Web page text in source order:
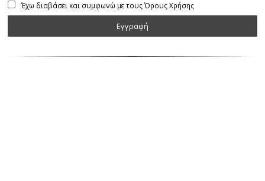
Έχω διαβάσει και συμφωνώ με τους Όρους Χρήσης